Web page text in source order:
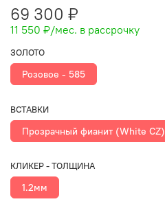
69 300 ₽
11 550 ₽/мес. в рассрочку
ЗОЛОТО
Розовое - 585
ВСТАВКИ
Прозрачный фианит (White CZ)
КЛИКЕР - ТОЛЩИНА
1.2мм